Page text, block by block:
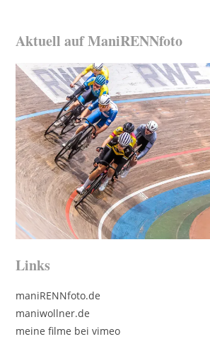
Aktuell auf ManiRENNfoto
Links
maniRENNfoto.de
maniwollner.de
meine filme bei vimeo